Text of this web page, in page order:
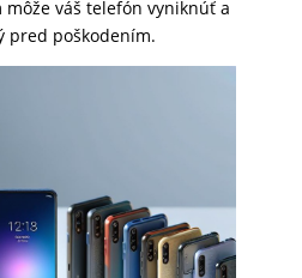
môže váš telefón vyniknúť a
pred poškodením.